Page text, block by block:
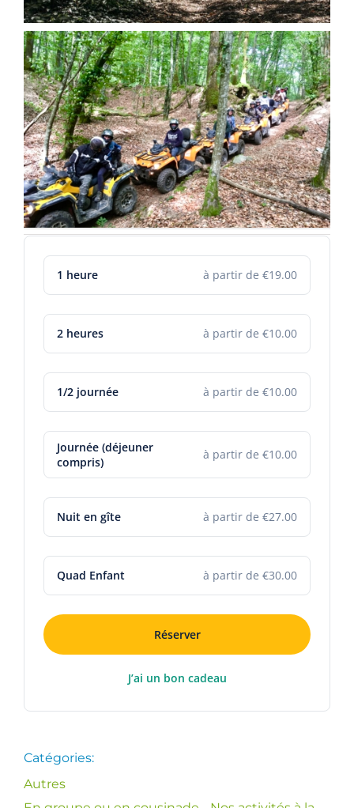
1 heure à partir de €19.00
2 heures à partir de €10.00
1/2 journée à partir de €10.00
Journée (déjeuner
compris)
à partir de €10.00
Nuit en gîte à partir de €27.00
Quad Enfant à partir de €30.00
Réserver
J’ai un bon cadeau
Catégories:
Autres